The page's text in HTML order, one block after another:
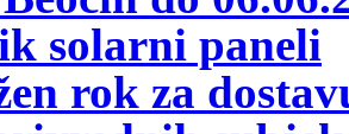
solarni paneli